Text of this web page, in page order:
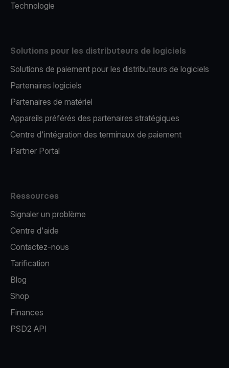
Technologie
Solutions pour les distributeurs de logiciels
Solutions de paiement pour les distributeurs de logiciels
Partenaires logiciels
Partenaires de matériel
Appareils préférés des partenaires stratégiques
Centre d'intégration des terminaux de paiement
Partner Portal
Ressources
Signaler un problème
Centre d'aide
Contactez-nous
Tarification
Blog
Shop
Finances
PSD2 API